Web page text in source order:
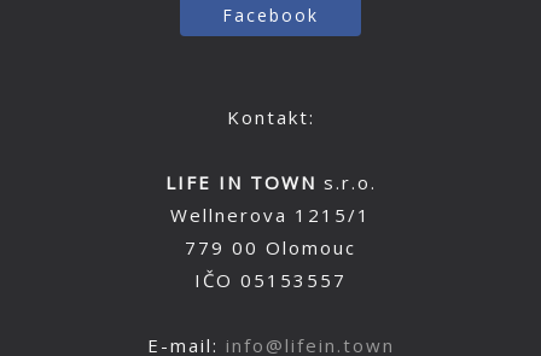
Facebook
Kontakt:
LIFE IN TOWN s.r.o.
Wellnerova 1215/1
779 00 Olomouc
IČO 05153557
E-mail: info@lifein.town